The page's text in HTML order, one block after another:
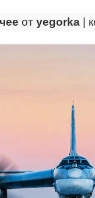
от yegorka